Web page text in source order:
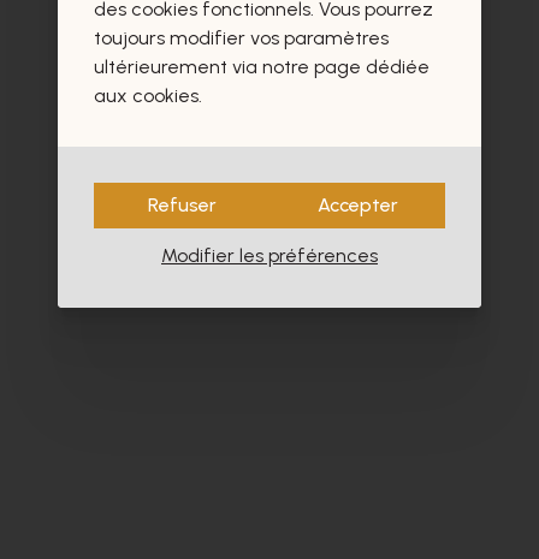
- 40%des cookies fonctionnels. Vous pourrez
toujours modifier vos paramètres
ultérieurement via notre page dédiée
aux cookies.
Refuser Accepter
Modifier les préférences